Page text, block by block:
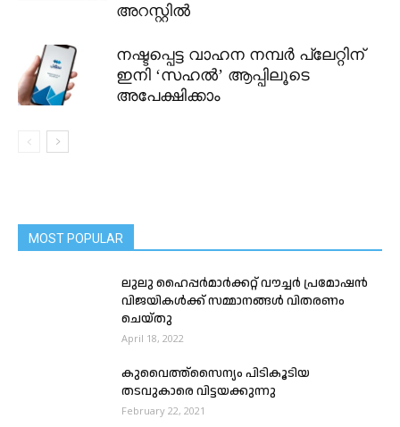
അറസ്റ്റിൽ
നഷ്ടപ്പെട്ട വാഹന നമ്പർ പ്ലേറ്റിന്
ഇനി ‘സഹൽ’ ആപ്പിലൂടെ
അപേക്ഷിക്കാം
MOST POPULAR
ലുലു ഹൈപ്പർമാർക്കറ്റ് വൗച്ചർ പ്രമോഷൻ
വിജയികൾക്ക് സമ്മാനങ്ങൾ വിതരണം
ചെയ്തു
April 18, 2022
കുവൈത്ത്സൈന്യം പിടികൂടിയ
തടവുകാരെ വിട്ടയക്കുന്നു
February 22, 2021